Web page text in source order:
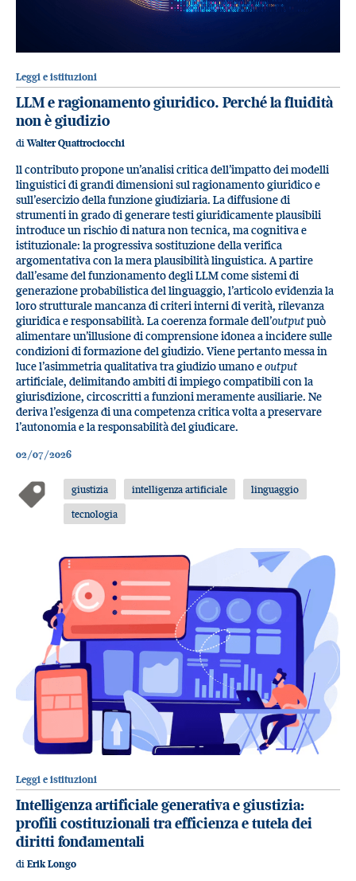
Leggi e istituzioni
LLM e ragionamento giuridico. Perché la fluidità
non è giudizio
diWalter Quattrociocchi
ll contributo propone un’analisi critica dell’impatto dei modelli
linguistici di grandi dimensioni sul ragionamento giuridico e
sull’esercizio della funzione giudiziaria. La diffusione di
strumenti in grado di generare testi giuridicamente plausibili
introduce un rischio di natura non tecnica, ma cognitiva e
istituzionale: la progressiva sostituzione della verifica
argomentativa con la mera plausibilità linguistica. A partire
dall’esame del funzionamento degli LLM come sistemi di
generazione probabilistica del linguaggio, l’articolo evidenzia la
loro strutturale mancanza di criteri interni di verità, rilevanza
giuridica e responsabilità. La coerenza formale dell’outputpuò
alimentare un’illusione di comprensione idonea a incidere sulle
condizioni di formazione del giudizio. Viene pertanto messa in
luce l’asimmetria qualitativa tra giudizio umano eoutput
artificiale, delimitando ambiti di impiego compatibili con la
giurisdizione, circoscritti a funzioni meramente ausiliarie. Ne
deriva l’esigenza di una competenza critica volta a preservare
l’autonomia e la responsabilità del giudicare.
02/07/2026
giustizia intelligenza artificiale
linguaggio
tecnologia
Leggi e istituzioni
Intelligenza artificiale generativa e giustizia:
profili costituzionali tra efficienza e tutela dei
diritti fondamentali
di Erik Longo